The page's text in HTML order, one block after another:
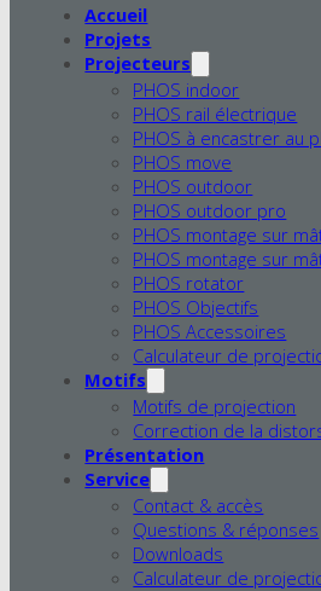
Accueil
Projets
Projecteurs
PHOS indoor
PHOS rail électrique
PHOS à encastrer au
PHOS move
PHOS outdoor
PHOS outdoor pro
PHOS montage sur
PHOS montage sur
PHOS rotator
PHOS Objectifs
PHOS Accessoires
Calculateur de
Motifs
Motifs de projection
Correction de la
Présentation
Service
Contact & accès
Questions & réponses
Downloads
Calculateur de